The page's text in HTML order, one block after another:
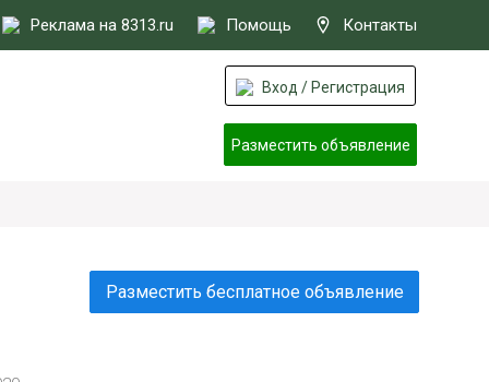
Реклама на 8313.ru Помощь Контакты
Вход / Регистрация
Разместить объявление
Разместить бесплатное объявление